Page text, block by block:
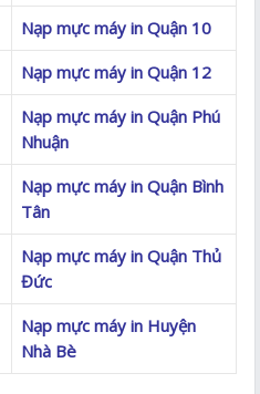
Nạp mực máy in Quận 10
Nạp mực máy in Quận 12
Nạp mực máy in Quận Phú
Nhuận
Nạp mực máy in Quận Bình
Tân
Nạp mực máy in Quận Thủ
Đức
Nạp mực máy in Huyện
Nhà Bè